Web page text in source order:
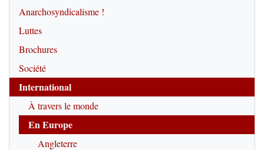
Anarchosyndicalisme !
Luttes
Brochures
Société
International
À travers le monde
En Europe
Angleterre